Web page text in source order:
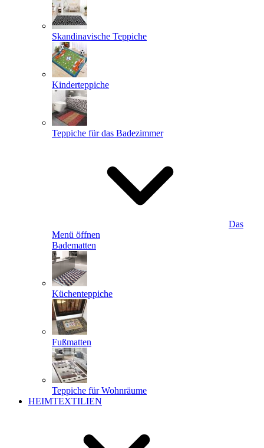
Skandinavische Teppiche
Kinderteppiche
Teppiche für das Badezimmer
Das
Menü öffnen
Badematten
Küchenteppiche
Fußmatten
Teppiche für Wohnräume
HEIMTEXTILIEN